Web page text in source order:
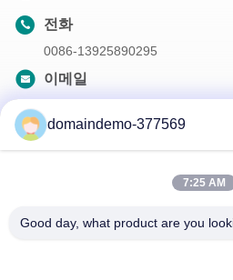
전화
0086-13925890295
이메일
domaindemo-377569
7:25 AM
Good day, what product are you